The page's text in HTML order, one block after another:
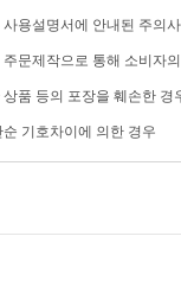
용설명서에 안내된 주의
문제작으로 통해 소비자
품 등의 포장을 훼손한 경
기호차이에 의한 경우